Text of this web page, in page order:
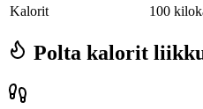
Kalorit
100
Polta kalorit